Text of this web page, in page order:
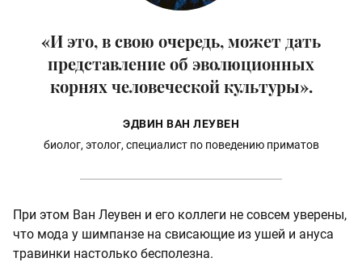
«И это, в свою очередь, может дать
представление об эволюционных
корнях человеческой культуры».
ЭДВИН ВАН ЛЕУВЕН
биолог, этолог, специалист по поведению приматов
При этом Ван Леувен и его коллеги не совсем уверены,
что мода у шимпанзе на свисающие из ушей и ануса
травинки настолько бесполезна.